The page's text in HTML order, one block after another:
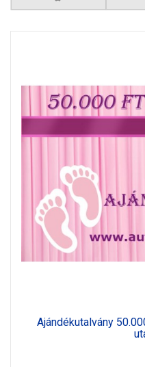
Ajándékutalvány